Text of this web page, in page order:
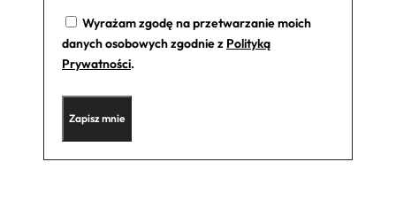
Wyrażam zgodę na przetwarzanie moich
danych osobowych zgodnie z Polityką
Prywatności.